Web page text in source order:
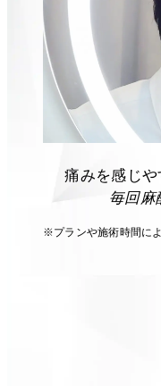
痛みを感じ
毎回麻
※プランや施術時間に